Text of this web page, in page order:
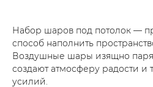
Набор шаров под потолок —
способ наполнить
Воздушные шары изящно
создают атмосферу радости и
усилий.